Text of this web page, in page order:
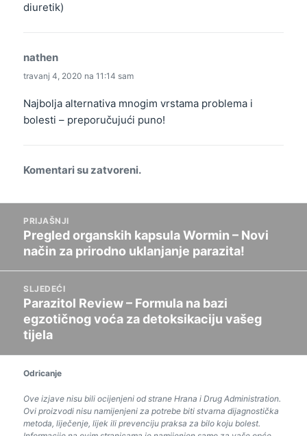
diuretik)
nathen
travanj 4, 2020 na 11:14 sam
Najbolja alternativa mnogim vrstama problema i
bolesti – preporučujući puno!
Komentari su zatvoreni.
navigacija
PRIJAŠNJI
Prethodni
post:
Pregled organskih kapsula Wormin – Novi
način za prirodno uklanjanje parazita!
SLJEDEĆI
Slijedeći
post:
Parazitol Review – Formula na bazi
egzotičnog voća za detoksikaciju vašeg
tijela
Odricanje
Ove izjave nisu bili ocijenjeni od strane Hrana i Drug Administration.
Ovi proizvodi nisu namijenjeni za potrebe biti stvarna dijagnostička
metoda, liječenje, lijek ili prevenciju praksa za bilo koju bolest.